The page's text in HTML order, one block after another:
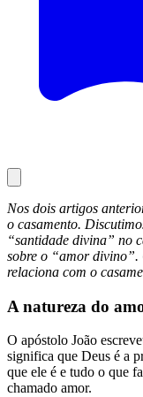
Nos dois artigos
o casamento.
“santidade divina” no
sobre o “amor divino”.
relaciona com o
A natureza do
O apóstolo João
significa que Deus é a
que ele é e tudo o que
chamado amor.